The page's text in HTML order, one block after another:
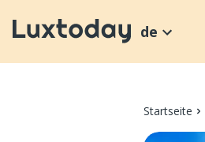
de
Startseite